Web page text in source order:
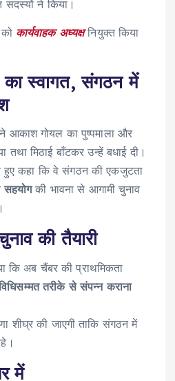
ने किया।
कार्यवाहक अध्यक्षनियुक्त किया
का स्वागत, संगठन में
ने आकाश गोयल का पुष्पमाला और
तथा मिठाई बाँटकर उन्हें बधाई दी।
हुए कहा कि वे संगठन की एकजुटता
सहयोगकी भावना से आगामी चुनाव
की तैयारी
कि अब चैंबर की प्राथमिकता
तरीके से संपन्न कराना
शीघ्र की जाएगी ताकि संगठन में
में